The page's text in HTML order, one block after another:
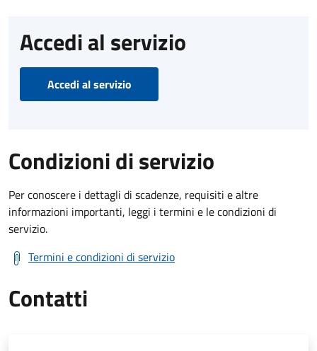
Accedi al servizio
Accedi al servizio
Condizioni di servizio
Per conoscere i dettagli di scadenze, requisiti e altre
informazioni importanti, leggi i termini e le condizioni di
servizio.
Termini e condizioni di servizio
Contatti